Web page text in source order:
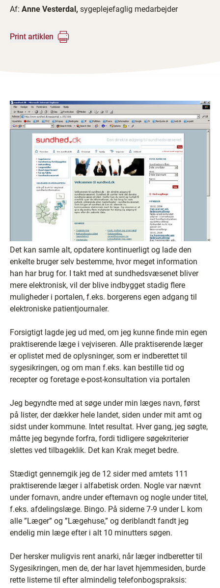
Af: Anne Vesterdal, sygeplejefaglig medarbejder
Print artiklen
Det kan samle alt, opdatere kontinuerligt og lade den
enkelte bruger selv bestemme, hvor meget information
han har brug for. I takt med at sundhedsvæsenet bliver
mere elektronisk, vil der blive indbygget stadig flere
muligheder i portalen, f.eks. borgerens egen adgang til
elektroniske patientjournaler.
Forsigtigt lagde jeg ud med, om jeg kunne finde min egen
praktiserende læge i vejviseren. Alle praktiserende læger
er oplistet med de oplysninger, som er indberettet til
sygesikringen, og om man f.eks. kan bestille tid og
recepter og foretage e-post-konsultation via portalen
Jeg begyndte med at søge under min læges navn, først
på lister, der dækker hele landet, siden under mit amt og
sidst under kommune. Intet resultat. Hver gang, jeg søgte,
måtte jeg begynde forfra, fordi tidligere søgekriterier
slettes ved tilbageklik. Det kan Krak meget bedre.
Stædigt gennemgik jeg de 12 sider med amtets 111
praktiserende læger i alfabetisk orden. Nogle var nævnt
under fornavn, andre under efternavn og nogle under titel,
f.eks. afdelingslæge. Bingo. På siderne 7-9 under L kom
alle ”Læger” og ”Lægehuse,” og deriblandt fandt jeg
endelig min læge efter i alt 10 minutters søgen.
Der hersker muligvis rent anarki, når læger indberetter til
Sygesikringen, men de, der har lavet hjemmesiden, burde
rette listerne til efter almindelig telefonbogspraksis: